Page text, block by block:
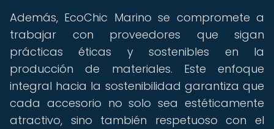
Además, EcoChic Marino se compromete a
trabajar con proveedores que sigan
prácticas éticas y sostenibles en la
producción de materiales. Este enfoque
integral hacia la sostenibilidad garantiza que
cada accesorio no solo sea estéticamente
atractivo, sino también respetuoso con el